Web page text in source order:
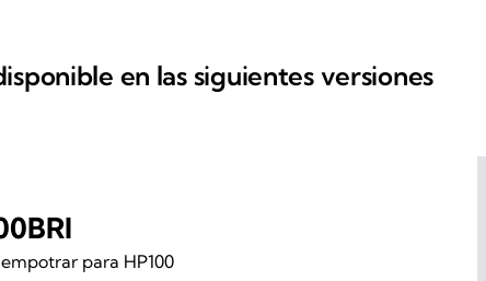
en las siguientes versiones
para HP100